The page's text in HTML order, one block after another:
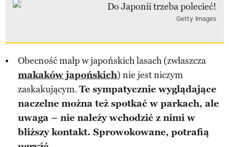
Getty Images
Obecność małp w japońskich lasach (zwłaszcza
makaków japońskich) nie jest niczym
zaskakującym. Te sympatycznie wyglądające
naczelne można też spotkać w parkach, ale
uwaga – nie należy wchodzić z nimi w
bliższy kontakt. Sprowokowane, potrafią